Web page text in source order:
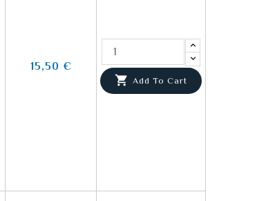
15,50 €
 Add To Cart